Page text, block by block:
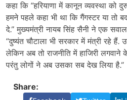
कहा कि “हरियाणा में कानून व्यवस्था को
हमने पहले कहा भी था कि गैंगस्टर या तो
दे.” मुख्यमंत्री नायब सिंह सैनी ने एक
“दुष्यंत चौटाला भी सरकार में मंत्री रहे हैं.
लेकिन अब तो राजनीति में हाजिरी
परंतु लोगों ने अब उसका सब देख लिया है.”
Share: